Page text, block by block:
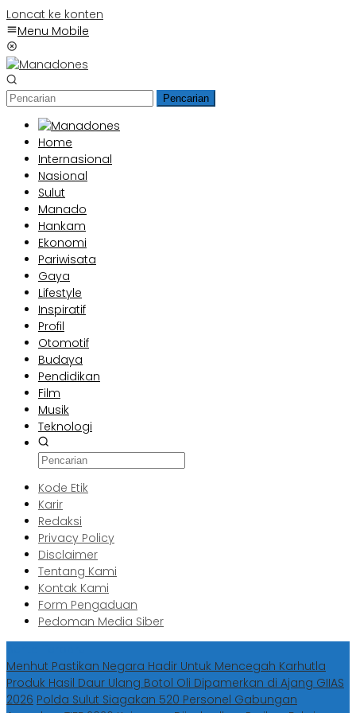
Loncat ke konten
Menu Mobile
Pencarian
Home
Internasional
Nasional
Sulut
Manado
Hankam
Ekonomi
Pariwisata
Gaya
Lifestyle
Inspiratif
Profil
Otomotif
Budaya
Pendidikan
Film
Musik
Teknologi
Kode Etik
Karir
Redaksi
Privacy Policy
Disclaimer
Tentang Kami
Kontak Kami
Form Pengaduan
Pedoman Media Siber
Menhut Pastikan Negara Hadir Untuk Mencegah Karhutla
Produk Hasil Daur Ulang Botol Oli Dipamerkan di Ajang GIIAS
2026 Polda Sulut Siagakan 520 Personel Gabungan